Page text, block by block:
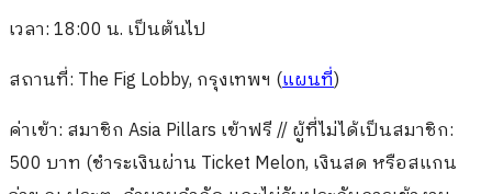
เวลา: 18:00 น. เป็นต้นไป
สถานที่: The Fig Lobby, กรุงเทพฯ (แผนที่)
ค่าเข้า: สมาชิก Asia Pillars เข้าฟรี // ผู้ที่ไม่ได้เป็นสมาชิก:
500 บาท (ชำระเงินผ่าน Ticket Melon, เงินสด หรือสแกน